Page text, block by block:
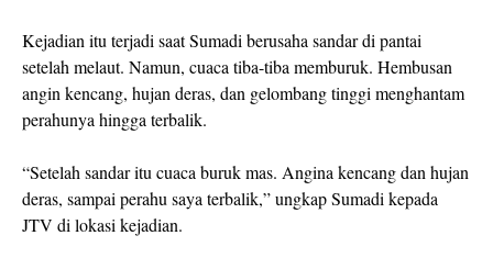
Kejadian itu terjadi saat Sumadi berusaha sandar di pantai
setelah melaut. Namun, cuaca tiba-tiba memburuk. Hembusan
angin kencang, hujan deras, dan gelombang tinggi menghantam
perahunya hingga terbalik.
“Setelah sandar itu cuaca buruk mas. Angina kencang dan hujan
deras, sampai perahu saya terbalik,” ungkap Sumadi kepada
JTV di lokasi kejadian.